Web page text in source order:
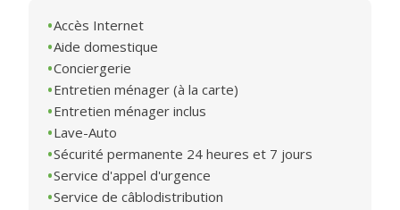
Accès Internet
Aide domestique
Conciergerie
Entretien ménager (à la carte)
Entretien ménager inclus
Lave-Auto
Sécurité permanente 24 heures et 7 jours
Service d'appel d'urgence
Service de câblodistribution